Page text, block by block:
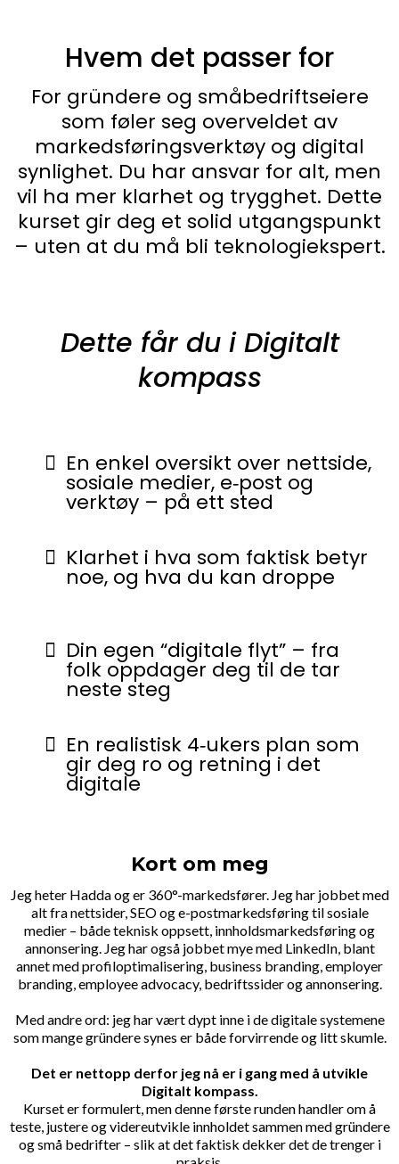
Hvem det passer for
For gründere og småbedriftseiere
som føler seg overveldet av
markedsføringsverktøy og digital
synlighet. Du har ansvar for alt, men
vil ha mer klarhet og trygghet. Dette
kurset gir deg et solid utgangspunkt
– uten at du må bli teknologiekspert.
Dette får du i Digitalt
kompass
En enkel oversikt over nettside,
sosiale medier, e‑post og
verktøy – på ett sted
Klarhet i hva som faktisk betyr
noe, og hva du kan droppe
Din egen “digitale flyt” – fra
folk oppdager deg til de tar
neste steg
En realistisk 4‑ukers plan som
gir deg ro og retning i det
digitale
Kort om meg
Jeg heter Hadda og er 360°-markedsfører. Jeg har jobbet med
alt fra nettsider, SEO og e-postmarkedsføring til sosiale
medier – både teknisk oppsett, innholdsmarkedsføring og
annonsering. Jeg har også jobbet mye med LinkedIn, blant
annet med profiloptimalisering, business branding, employer
branding, employee advocacy, bedriftssider og annonsering.
Med andre ord: jeg har vært dypt inne i de digitale systemene
som mange gründere synes er både forvirrende og litt skumle.
Det er nettopp derfor jeg nå er i gang med å utvikle
Digitalt kompass.
Kurset er formulert, men denne første runden handler om å
teste, justere og videreutvikle innholdet sammen med gründere
og små bedrifter – slik at det faktisk dekker det de trenger i